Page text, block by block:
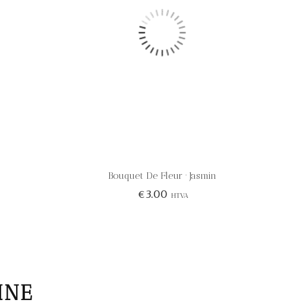
Bouquet De Fleur · Jasmin
€3.00 HTVA